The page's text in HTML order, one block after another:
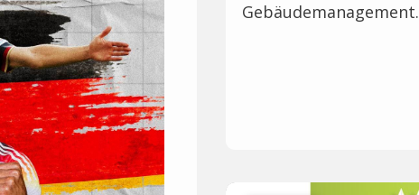
Gebäudemanagement.